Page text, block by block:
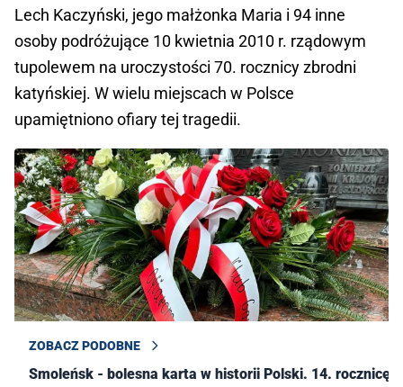
Lech Kaczyński, jego małżonka Maria i 94 inne
osoby podróżujące 10 kwietnia 2010 r. rządowym
tupolewem na uroczystości 70. rocznicy zbrodni
katyńskiej. W wielu miejscach w Polsce
upamiętniono ofiary tej tragedii.
ZOBACZ PODOBNE
Smoleńsk - bolesna karta w historii Polski. 14. rocznicę